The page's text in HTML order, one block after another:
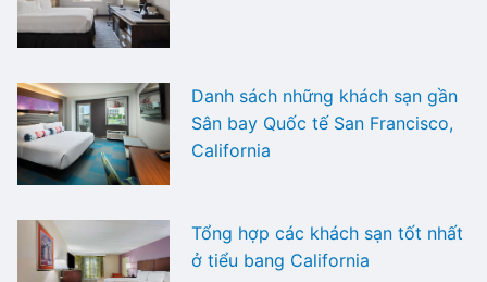
Danh sách những khách sạn gần
Sân bay Quốc tế San Francisco,
California
Tổng hợp các khách sạn tốt nhất
ở tiểu bang California